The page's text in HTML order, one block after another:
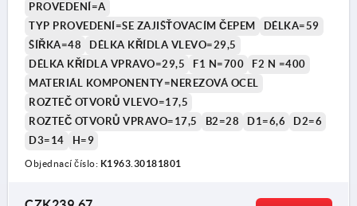
PROVEDENÍ=A
TYP PROVEDENÍ=SE ZAJIŠŤOVACÍM ČEPEM
DÉLKA=59
ŠÍŘKA=48
DÉLKA KŘÍDLA VLEVO=29,5
DÉLKA KŘÍDLA VPRAVO=29,5
F1 N=700
F2 N =400
MATERIÁL KOMPONENTY=NEREZOVÁ OCEL
ROZTEČ OTVORŮ VLEVO=17,5
ROZTEČ OTVORŮ VPRAVO=17,5
B2=28 D1=6,6
D2=6
D3=14
H=9
Objednací číslo: K1963.30181801